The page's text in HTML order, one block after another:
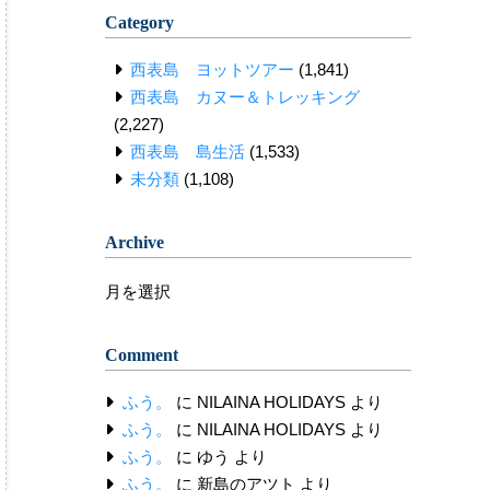
Category
西表島 ヨットツアー (1,841)
西表島 カヌー＆トレッキング
(2,227)
西表島 島生活 (1,533)
未分類 (1,108)
Archive
Archive
Comment
ふう。 に NILAINA HOLIDAYSより
ふう。
に NILAINA HOLIDAYSより
ふう。
に ゆう より
ふう。
に 新島のアツト より